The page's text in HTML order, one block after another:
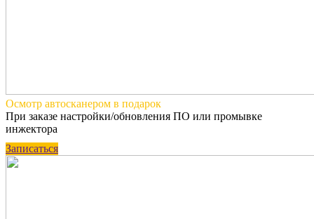
Осмотр автосканером в подарок
При заказе настройки/обновления ПО или промывке
инжектора
Записаться